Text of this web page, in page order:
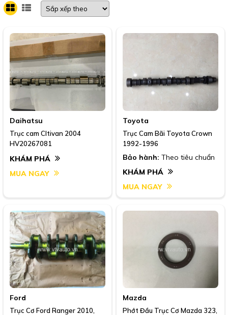
Daihatsu
Trục cam Cltivan 2004
HV20267081
KHÁM PHÁ
MUA NGAY
Toyota
Trục Cam Bãi Toyota Crown
1992-1996
Bảo hành: Theo tiêu chuẩn
KHÁM PHÁ
MUA NGAY
Ford
Trục Cơ Ford Ranger 2010,
Mazda
Phớt Đầu Trục Cơ Mazda 323,